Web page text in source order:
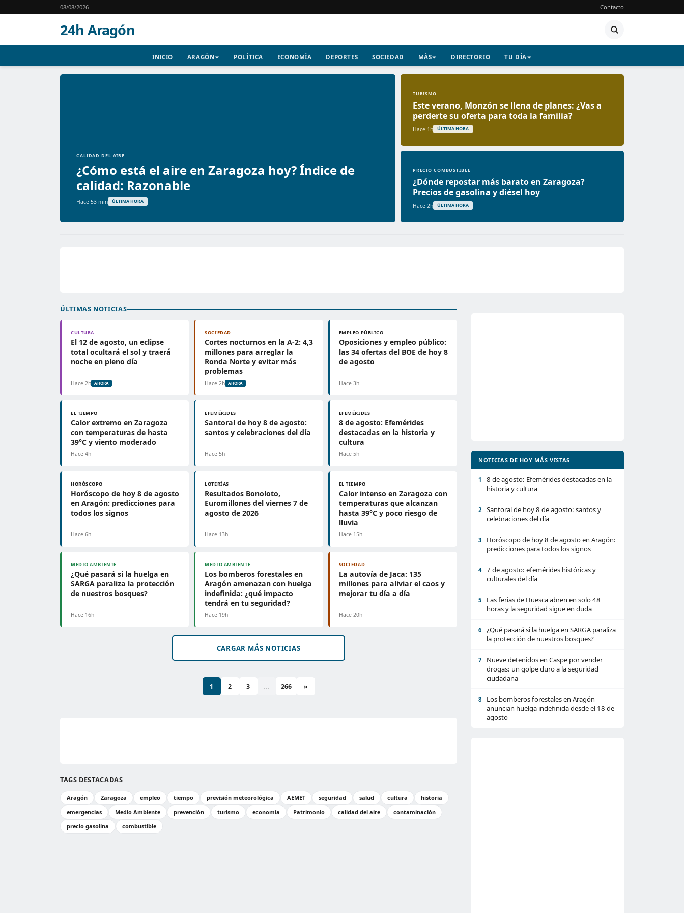
08/08/2026 Contacto
24h Aragón
INICIO ARAGÓN POLÍTICA ECONOMÍA DEPORTES SOCIEDAD MÁS DIRECTORIO TU DÍA
CALIDAD DEL AIRE
¿Cómo está el aire en Zaragoza hoy? Índice de
calidad: Razonable
Hace 53 min ÚLTIMA HORA
TURISMO
Este verano, Monzón se llena de planes: ¿Vas a
perderte su oferta para toda la familia?
Hace 1h ÚLTIMA HORA
PRECIO COMBUSTIBLE
¿Dónde repostar más barato en Zaragoza?
Precios de gasolina y diésel hoy
Hace 2h ÚLTIMA HORA
ÚLTIMAS NOTICIAS
CULTURA
El 12 de agosto, un eclipse
total ocultará el sol y traerá
noche en pleno día
Hace 2h AHORA
SOCIEDAD
Cortes nocturnos en la A-2: 4,3
millones para arreglar la
Ronda Norte y evitar más
problemas
Hace 2h AHORA
EMPLEO PÚBLICO
Oposiciones y empleo público:
las 34 ofertas del BOE de hoy 8
de agosto
Hace 3h
EL TIEMPO
Calor extremo en Zaragoza
con temperaturas de hasta
39°C y viento moderado
Hace 4h
EFEMÉRIDES
Santoral de hoy 8 de agosto:
santos y celebraciones del día
Hace 5h
EFEMÉRIDES
8 de agosto: Efemérides
destacadas en la historia y
cultura
Hace 5h
HORÓSCOPO
Horóscopo de hoy 8 de agosto
en Aragón: predicciones para
todos los signos
Hace 6h
LOTERÍAS
Resultados Bonoloto,
Euromillones del viernes 7 de
agosto de 2026
Hace 13h
EL TIEMPO
Calor intenso en Zaragoza con
temperaturas que alcanzan
hasta 39°C y poco riesgo de
lluvia
Hace 15h
MEDIO AMBIENTE
¿Qué pasará si la huelga en
SARGA paraliza la protección
de nuestros bosques?
Hace 16h
MEDIO AMBIENTE
Los bomberos forestales en
Aragón amenazan con huelga
indefinida: ¿qué impacto
tendrá en tu seguridad?
Hace 19h
SOCIEDAD
La autovía de Jaca: 135
millones para aliviar el caos y
mejorar tu día a día
Hace 20h
CARGAR MÁS NOTICIAS
1 2 3 ... 266 »
TAGS DESTACADAS
Aragón Zaragoza empleo tiempo previsión meteorológica AEMET seguridad salud cultura
historia
emergencias
Medio Ambiente prevención turismo economía Patrimonio calidad del aire
contaminación
precio gasolina
combustible
NOTICIAS DE HOY MÁS VISTAS
1
8 de agosto: Efemérides destacadas en la
historia y cultura
2
Santoral de hoy 8 de agosto: santos y
celebraciones del día
3
Horóscopo de hoy 8 de agosto en Aragón:
predicciones para todos los signos
4
7 de agosto: efemérides históricas y
culturales del día
5
Las ferias de Huesca abren en solo 48
horas y la seguridad sigue en duda
6
¿Qué pasará si la huelga en SARGA paraliza
la protección de nuestros bosques?
7
Nueve detenidos en Caspe por vender
drogas: un golpe duro a la seguridad
ciudadana
8
Los bomberos forestales en Aragón
anuncian huelga indefinida desde el 18 de
agosto